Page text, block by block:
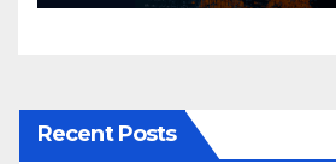
Recent Posts